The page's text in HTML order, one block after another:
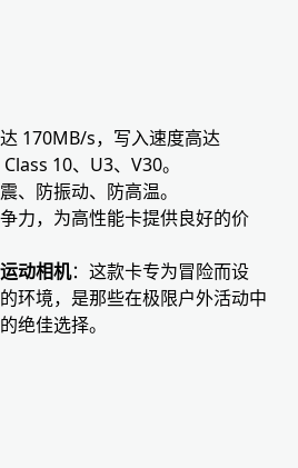
170MB/s，写入速度高达
10、U3、V30。
、防振动、防高温。
力，为高性能卡提供良好的价
动相机：这款卡专为冒险而设
环境，是那些在极限户外活动中
绝佳选择。